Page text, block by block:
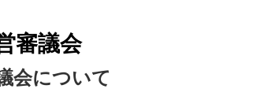
審議会
会について